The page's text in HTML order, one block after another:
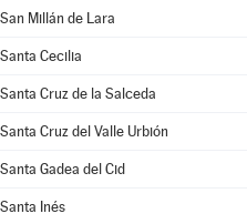
San Millán de Lara
Santa Cecilia
Santa Cruz de la Salceda
Santa Cruz del Valle Urbión
Santa Gadea del Cid
Santa Inés